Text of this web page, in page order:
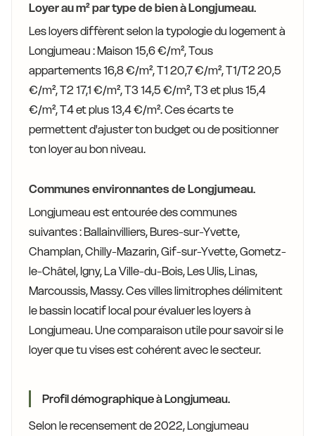
Loyer au m² par type de bien à Longjumeau.
Les loyers diffèrent selon la typologie du logement à
Longjumeau : Maison 15,6 €/m², Tous
appartements 16,8 €/m², T1 20,7 €/m², T1/T2 20,5
€/m², T2 17,1 €/m², T3 14,5 €/m², T3 et plus 15,4
€/m², T4 et plus 13,4 €/m². Ces écarts te
permettent d'ajuster ton budget ou de positionner
ton loyer au bon niveau.
Communes environnantes de Longjumeau.
Longjumeau est entourée des communes
suivantes : Ballainvilliers, Bures-sur-Yvette,
Champlan, Chilly-Mazarin, Gif-sur-Yvette, Gometz-
le-Châtel, Igny, La Ville-du-Bois, Les Ulis, Linas,
Marcoussis, Massy. Ces villes limitrophes délimitent
le bassin locatif local pour évaluer les loyers à
Longjumeau. Une comparaison utile pour savoir si le
loyer que tu vises est cohérent avec le secteur.
Profil démographique à Longjumeau.
Selon le recensement de 2022, Longjumeau